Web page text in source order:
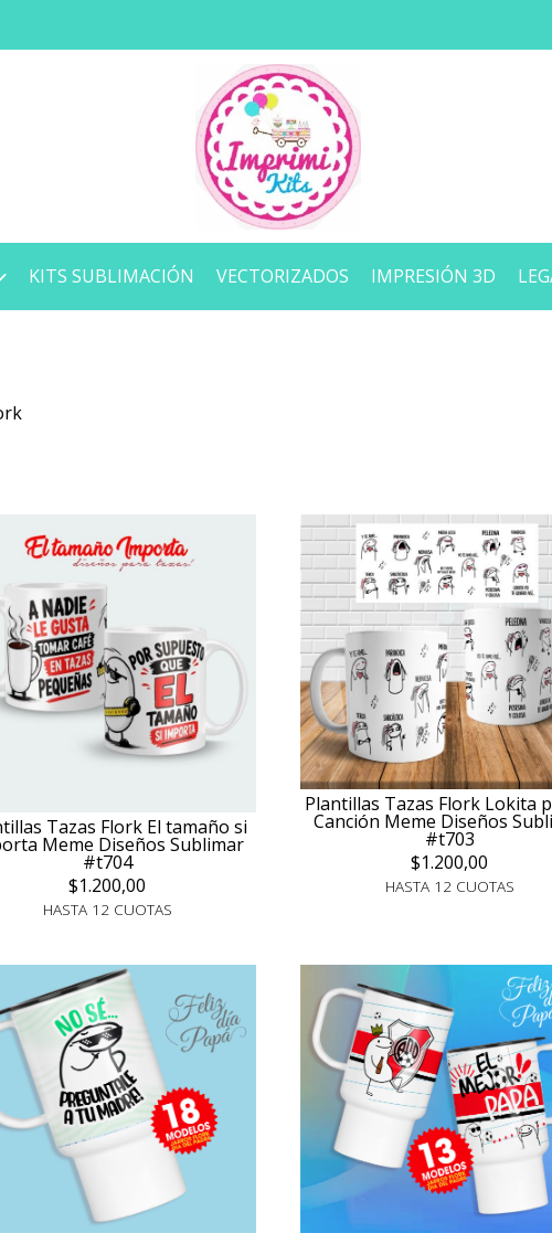
KITS SUBLIMACIÓN VECTORIZADOS IMPRESIÓN 3D
Tazas Flork El tamaño si
Meme Diseños Sublimar
#t704
$1.200,00
HASTA 12 CUOTAS
Plantillas Tazas Flork Lokita
Canción Meme Diseños
#t703
$1.200,00
HASTA 12 CUOTAS